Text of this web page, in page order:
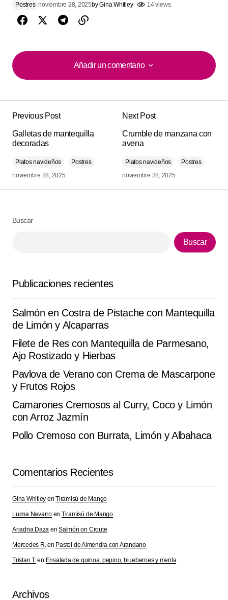
Postres noviembre 28, 2025byGina Whitley 14 views
Añadir un comentario
Añadir un comentario
publicada. Los campos obligatorios están
marcados con
Comment*
Guarda mi nombre, correo electrónico y web en este
Previous Post
Galletas de mantequilla
decoradas
Platos navideños
Postres
noviembre 28, 2025
Next Post
Crumble de manzana con
avena
Platos navideños
Postres
noviembre 28, 2025
Buscar
Buscar
Publicaciones recientes
Salmón en Costra de Pistache con Mantequilla
de Limón y Alcaparras
Filete de Res con Mantequilla de Parmesano,
Ajo Rostizado y Hierbas
Pavlova de Verano con Crema de Mascarpone
y Frutos Rojos
Camarones Cremosos al Curry, Coco y Limón
con Arroz Jazmín
Pollo Cremoso con Burrata, Limón y Albahaca
Comentarios Recientes
Gina Whitley enTiramisú de Mango
Luima Navarroen Tiramisú de Mango
Ariadna Daza enSalmón on Croute
Mercedes R.en Pastel de Almendra con Arandano
Tristan T.en Ensalada de quinoa, pepino, blueberries y menta
Archivos